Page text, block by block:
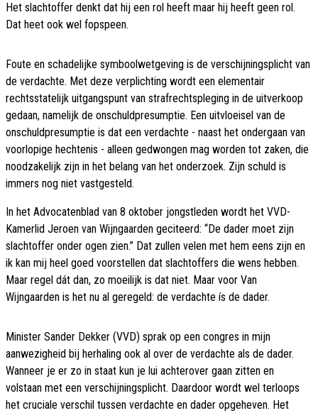
Het slachtoffer denkt dat hij een rol heeft maar hij heeft geen rol.
Dat heet ook wel fopspeen.
Foute en schadelijke symboolwetgeving is de verschijningsplicht van
de verdachte. Met deze verplichting wordt een elementair
rechtsstatelijk uitgangspunt van strafrechtspleging in de uitverkoop
gedaan, namelijk de onschuldpresumptie. Een uitvloeisel van de
onschuldpresumptie is dat een verdachte - naast het ondergaan van
voorlopige hechtenis - alleen gedwongen mag worden tot zaken, die
noodzakelijk zijn in het belang van het onderzoek. Zijn schuld is
immers nog niet vastgesteld.
In het Advocatenblad van 8 oktober jongstleden wordt het VVD-
Kamerlid Jeroen van Wijngaarden geciteerd: “De dader moet zijn
slachtoffer onder ogen zien.” Dat zullen velen met hem eens zijn en
ik kan mij heel goed voorstellen dat slachtoffers die wens hebben.
Maar regel dát dan, zo moeilijk is dat niet. Maar voor Van
Wijngaarden is het nu al geregeld: de verdachte ís de dader.
Minister Sander Dekker (VVD) sprak op een congres in mijn
aanwezigheid bij herhaling ook al over de verdachte als de dader.
Wanneer je er zo in staat kun je lui achterover gaan zitten en
volstaan met een verschijningsplicht. Daardoor wordt wel terloops
het cruciale verschil tussen verdachte en dader opgeheven. Het